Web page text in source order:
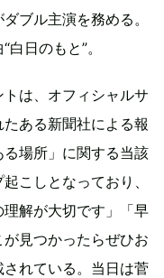
ブル主演を務める。
日のもと”。
は、オフィシャルサ
ある新聞社による報
場所」に関する当該
こしとなっており、
理解が大切です」「早
見つかったらぜひお
れている。当日は菅